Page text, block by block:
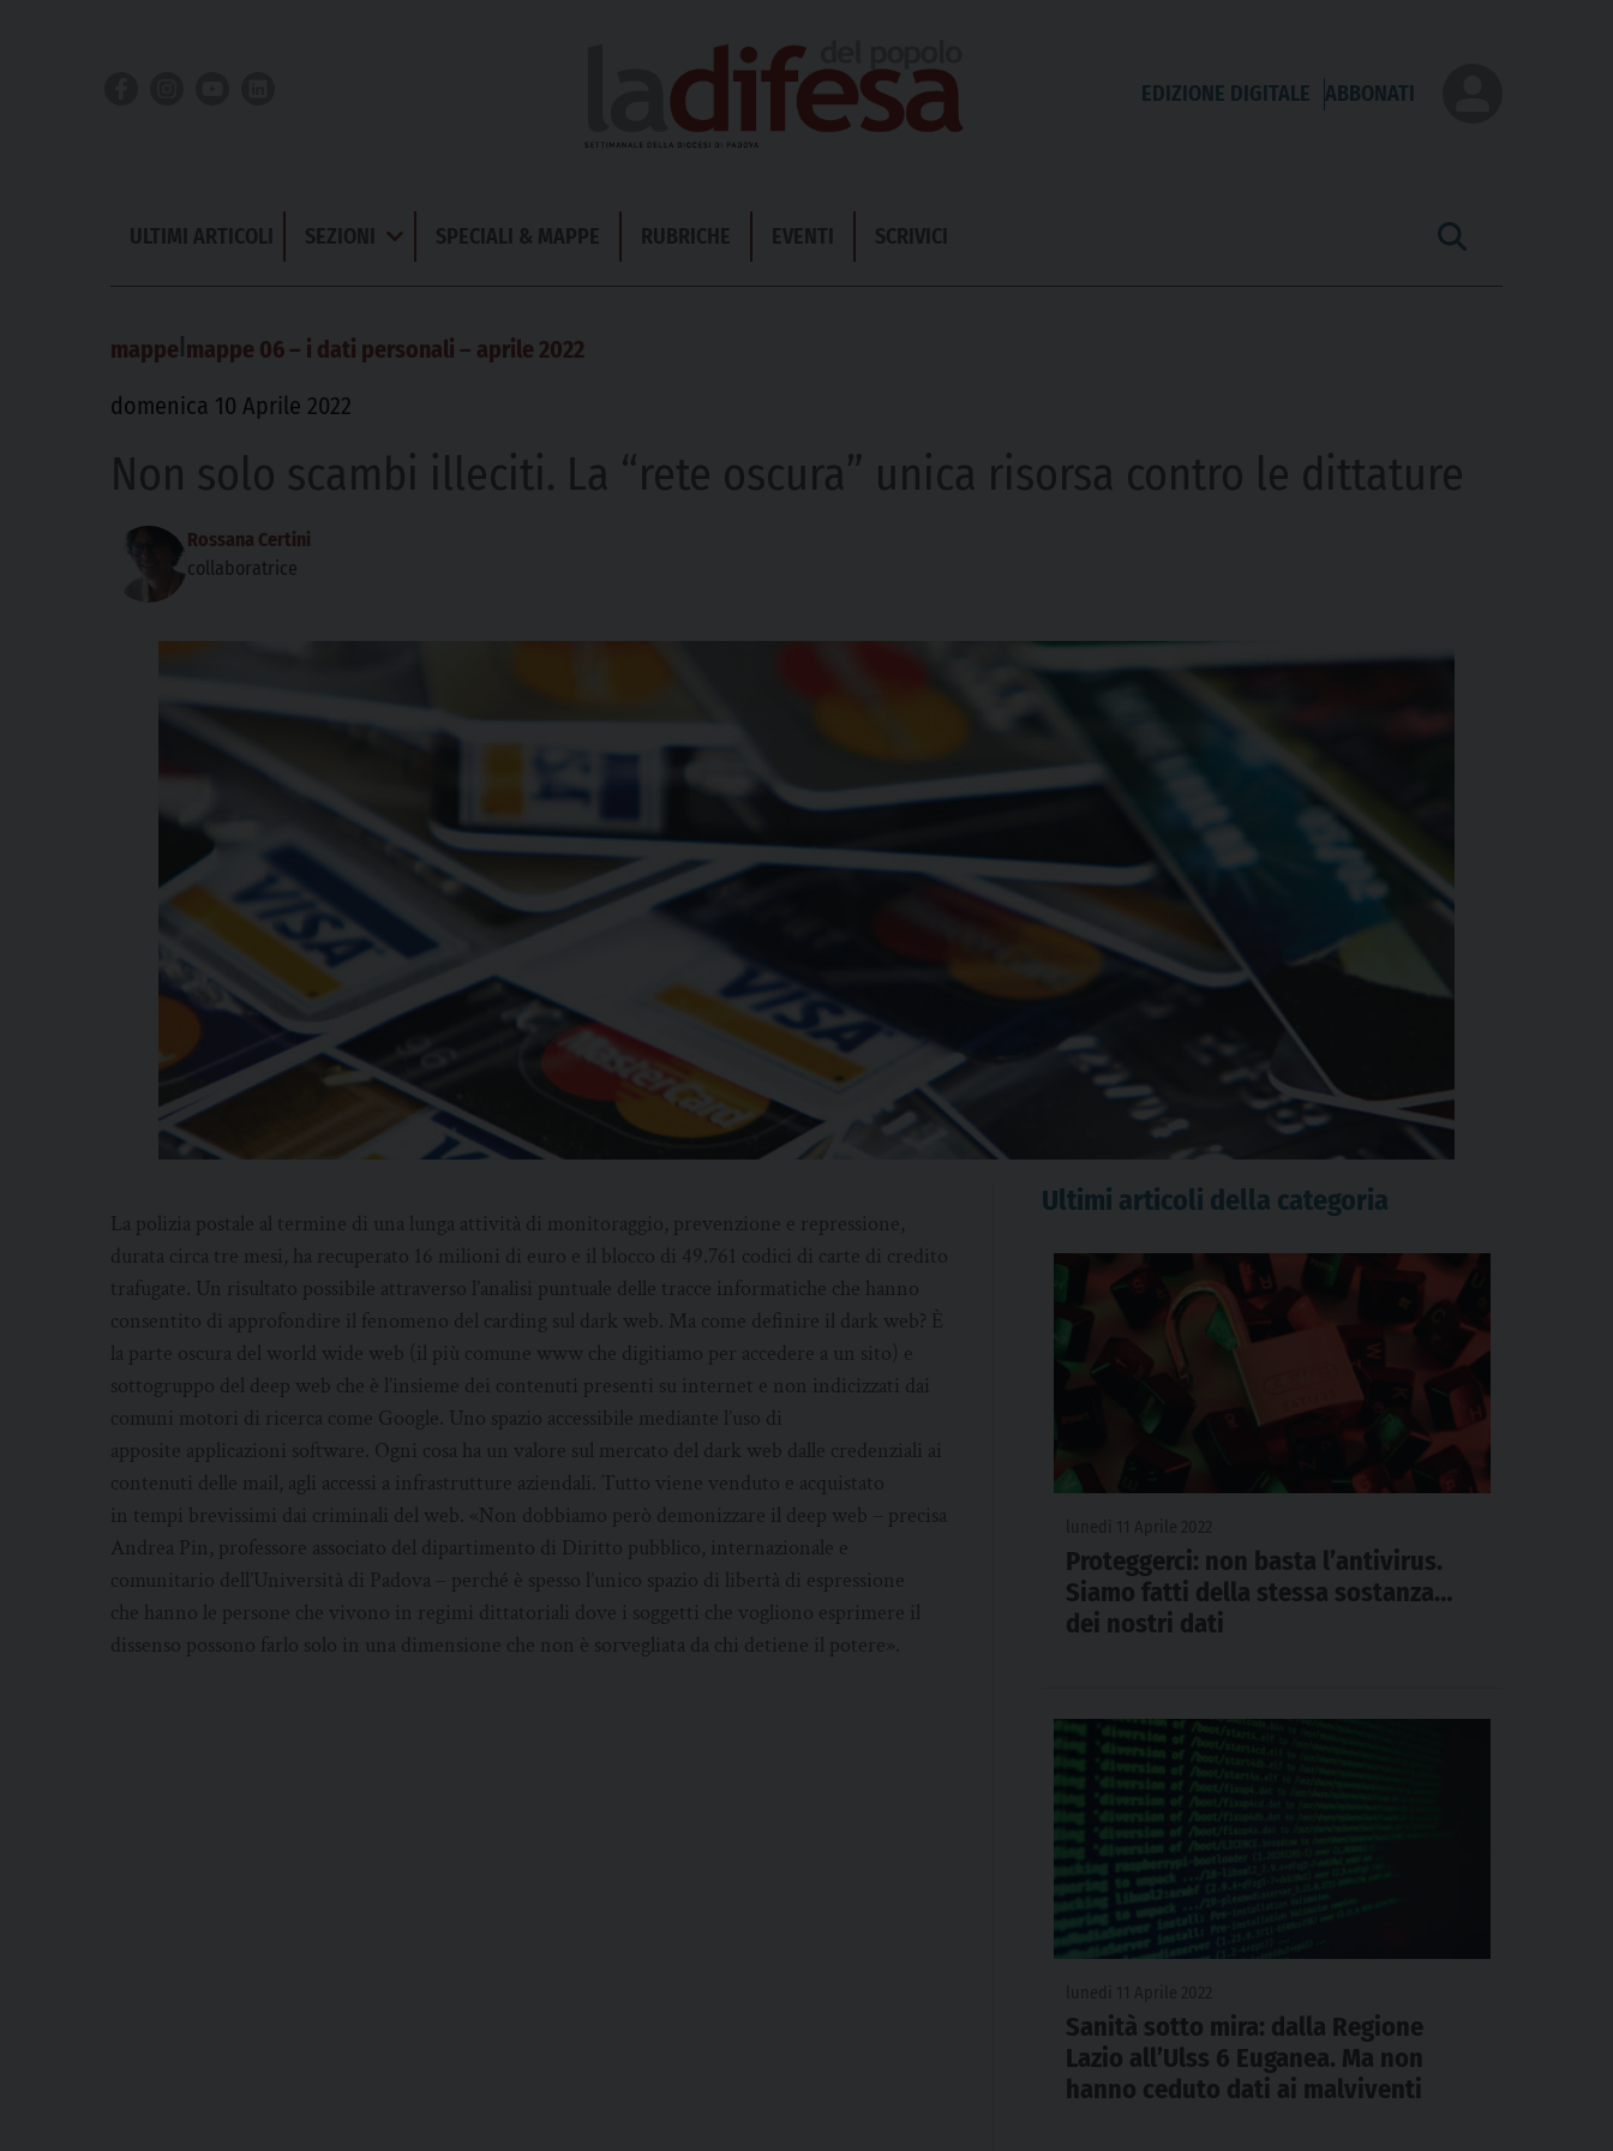
EDIZIONE DIGITALE ABBONATI
ULTIMI ARTICOLI SEZIONI
Apri
Menu
SPECIALI & MAPPE RUBRICHE EVENTI SCRIVICI
mappe mappe 06 – i dati personali – aprile 2022
domenica 10 Aprile 2022
Non solo scambi illeciti. La “rete oscura” unica risorsa contro le dittature
Rossana Certini
collaboratrice
La polizia postale al termine di una lunga attività di monitoraggio, prevenzione e repressione,
durata circa tre mesi, ha recuperato 16 milioni di euro e il blocco di 49.761 codici di carte di credito
trafugate. Un risultato possibile attraverso l’analisi puntuale delle tracce informatiche che hanno
consentito di approfondire il fenomeno del carding sul dark web. Ma come definire il dark web? È
la parte oscura del world wide web (il più comune www che digitiamo per accedere a un sito) e
sottogruppo del deep web che è l’insieme dei contenuti presenti su internet e non indicizzati dai
comuni motori di ricerca come Google. Uno spazio accessibile mediante l’uso di
apposite applicazioni software. Ogni cosa ha un valore sul mercato del dark web dalle credenziali ai
contenuti delle mail, agli accessi a infrastrutture aziendali. Tutto viene venduto e acquistato
in tempi brevissimi dai criminali del web. «Non dobbiamo però demonizzare il deep web – precisa
Andrea Pin, professore associato del dipartimento di Diritto pubblico, internazionale e
comunitario dell’Università di Padova – perché è spesso l’unico spazio di libertà di espressione
che hanno le persone che vivono in regimi dittatoriali dove i soggetti che vogliono esprimere il
dissenso possono farlo solo in una dimensione che non è sorvegliata da chi detiene il potere».
Ultimi articoli della categoria
Proteggerci: non basta l’antivirus.
Siamo fatti della stessa sostanza…
dei nostri dati
Sanità sotto mira: dalla Regione
Lazio all’Ulss 6 Euganea. Ma non
hanno ceduto dati ai malviventi